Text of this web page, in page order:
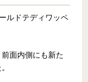
ルドテディワッペ
面内側にも新た